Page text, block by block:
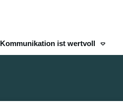
Kommunikation ist wertvoll